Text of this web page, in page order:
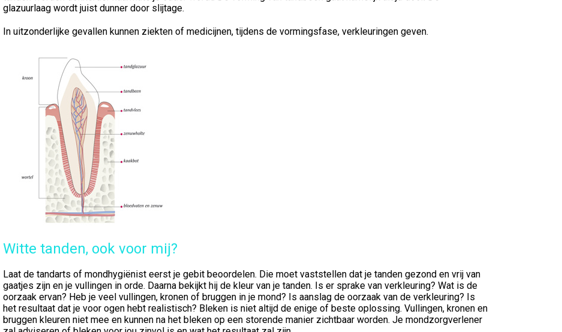
glazuurlaag wordt juist dunner door slijtage.
In uitzonderlijke gevallen kunnen ziekten of medicijnen, tijdens de vormingsfase, verkleuringen geven.
Witte tanden, ook voor mij?
Laat de tandarts of mondhygiënist eerst je gebit beoordelen. Die moet vaststellen dat je tanden gezond en vrij van
gaatjes zijn en je vullingen in orde. Daarna bekijkt hij de kleur van je tanden. Is er sprake van verkleuring? Wat is de
oorzaak ervan? Heb je veel vullingen, kronen of bruggen in je mond? Is aanslag de oorzaak van de verkleuring? Is
het resultaat dat je voor ogen hebt realistisch? Bleken is niet altijd de enige of beste oplossing. Vullingen, kronen en
bruggen kleuren niet mee en kunnen na het bleken op een storende manier zichtbaar worden. Je mondzorgverlener